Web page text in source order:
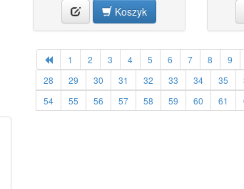
Koszyk
1 2 3 4 5 6 7 8 9
28
29 30 31 32 33 34 35
54
55 56 57 58 59 60 61